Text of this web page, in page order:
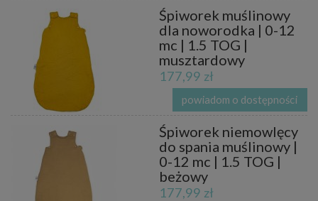
Śpiworek muślinowy
dla noworodka | 0-12
mc | 1.5 TOG |
musztardowy
177,99 zł
powiadom o dostępności
Śpiworek niemowlęcy
do spania muślinowy |
0-12 mc | 1.5 TOG |
beżowy
177,99 zł